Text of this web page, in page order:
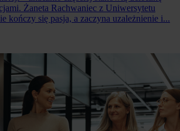
Żaneta Rachwaniec z Uniwersytetu
kończy się pasja, a zaczyna uzależnienie i...